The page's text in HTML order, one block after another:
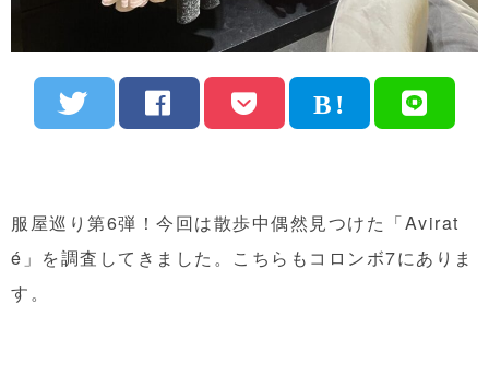
服屋巡り第6弾！今回は散歩中偶然見つけた「Avirat
é」を調査してきました。こちらもコロンボ7にありま
す。